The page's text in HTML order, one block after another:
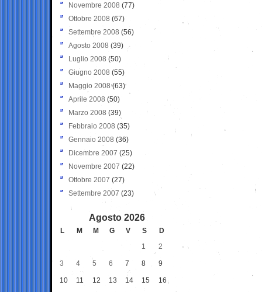
Novembre 2008 (77)
Ottobre 2008 (67)
Settembre 2008 (56)
Agosto 2008 (39)
Luglio 2008 (50)
Giugno 2008 (55)
Maggio 2008(63)
Aprile 2008 (50)
Marzo 2008 (39)
Febbraio 2008 (35)
Gennaio 2008 (36)
Dicembre 2007 (25)
Novembre 2007 (22)
Ottobre 2007 (27)
Settembre 2007 (23)
Agosto 2026
L M M G V S
D
1
2
3 4 5 6 7 8 9
10 11 12 13 14 15 16